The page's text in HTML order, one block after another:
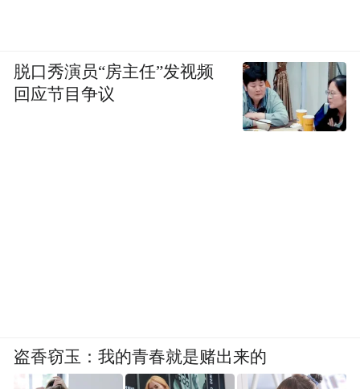
脱口秀演员“房主任”发视频
回应节目争议
盗香窃玉：我的青春就是赌出来的